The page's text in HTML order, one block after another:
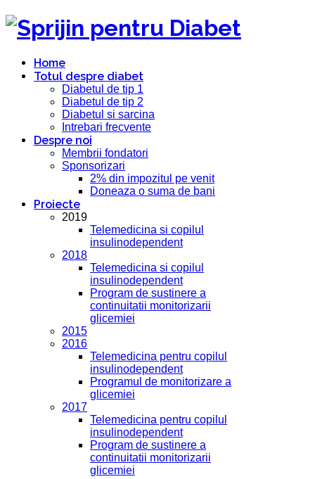
Home
Totul despre diabet
Diabetul de tip 1
Diabetul de tip 2
Diabetul si sarcina
Intrebari frecvente
Despre noi
Membrii fondatori
Sponsorizari
2% din impozitul pe venit
Doneaza o suma de bani
Proiecte
2019
Telemedicina si copilul
insulinodependent
2018
Telemedicina si copilul
insulinodependent
Program de sustinere a
continuitatii monitorizarii
glicemiei
2015
2016
Telemedicina pentru copilul
insulinodependent
Programul de monitorizare a
glicemiei
2017
Telemedicina pentru copilul
insulinodependent
Program de sustinere a
continuitatii monitorizarii
glicemiei